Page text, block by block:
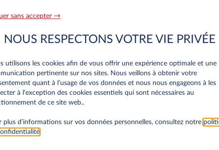
Citroën Ami
km 36 mois Électrique 0 g/km
Auto-école
DÉCOUVREZ L'OFFRE
30.000 km
sans accepter →
NOUS RESPECTONS VOTRE VIE PRIVÉE
utilisons les cookies afin de vous offrir une expérience optimale et une
pertinente sur nos sites. Nous veillons à obtenir votre
quant à l’usage de vos données et nous nous engageons à les
à l'exception des cookies essentiels qui sont nécessaires au
de ce site web..
plus d’informations sur vos données personnelles, consultez notre